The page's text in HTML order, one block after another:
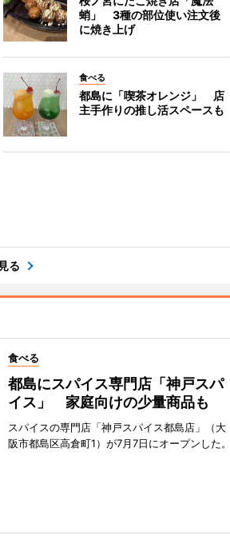
蛸」 3種の部位使い注文後
に焼き上げ
食べる
都島に「喫茶オレンジ」 店
主手作りの推し活スペースも
る
食べる
都島にスパイス専門店「神戸スパ
イス」 家庭向けの少量商品も
スパイスの専門店「神戸スパイス都島店」（大
阪市都島区高倉町1）が7月7日にオープンした。